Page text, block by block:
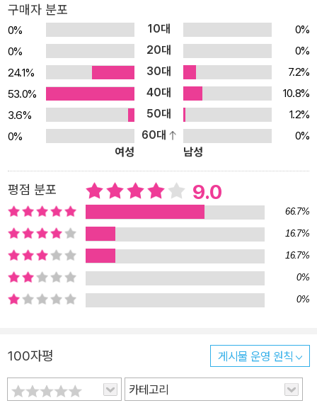
들려줌으로써, 자연을 가꾸는 주체인 인간과 보살핌을 받는 자연과의
관계를 색다르게 바라봅니다. 나무가 함께 살아갈 이웃을 고르고, 나
무가 살 땅을 직접 찾는, 나무가 여행하고, 나무가 생각하고, 나무가
기억하고, 나무가 사랑하는 이야기예요. 정옥 작가는 우리가 수동적
인 존재로 여기는 나무들이, 사실은 우리보다 훨씬 능동적이고 적극
적으로 사랑을 베푸는 존재임을 유쾌하고 상상력 가득한 동화로 담아
냈어요. 인간이 나무를, 나무가 인간을 돌보는 차원을 넘어서서 서로
가 서로를 사랑하고 가꾸어야 할 친구 같은 존재라는 걸 이야기하지
요. “얘들아, 슬프거나 화가 나면 이젠 숲으로 와. 우리가 너희들의 슬
픔과 화를 빨아들여 줄게.” 마음이 괴롭거나 울적할 때 숲에 가 본 적
있나요? 숲 속의 맑은 향기를 맡으면 어느새 화났던 일, 짜증났던 일
이 아무렇지 않게 느껴질 거예요. 엄마와 헤어져 울적한 향이도 집으
로 가는 대신 숲으로 들어가 울음을 터트려요. 그러고는 가슴에 얹힌
찹쌀떡 하나가 슝 내려가는 기분을 맛보지요. 이처럼 숲은 살아 숨 쉬
는 모든 생명을 생명답게 품어 주는 엄마 같은 존재로, 늘 곁에서 우리
의 몸과 마음을 가꿔 주지요. 하지만 인간의 필요에 따라 마구잡이로
요. 우리는 자연과의 관계를 생각할 때, 늘 자연을 보호하고 아껴야 하
는 대상으로 여기지요. 그래야 자연도 우리에게 좋은 것을 베풀어 준
다고 생각해요. 하지만 작가는 자연과 인간이 서로를 사랑할 수는 있
구매자 분포
0% 10대
0%
0%
20대
0%
24.1%
30대
7.2%
53.0%
40대
10.8%
3.6%
50대
1.2%
0%
60대
0%
여성
남성
평점 분포 9.0
66.7%
16.7%
16.7%
0%
0%
100자평 게시물 운영 원칙
카테고리